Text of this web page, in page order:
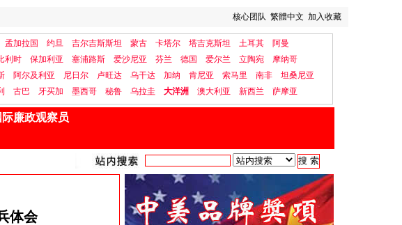
核心团队 繁體中文 加入收藏
孟加拉国 约旦 吉尔吉斯斯坦 蒙古 卡塔尔 塔吉克斯坦 土耳其
阿曼
利时 保加利亚 塞浦路斯 爱沙尼亚 芬兰 德国 爱尔兰 立陶宛
摩纳哥
阿尔及利亚 尼日尔 卢旺达 乌干达 加纳 肯尼亚 索马里 南非
坦桑尼亚
古巴 牙买加 墨西哥 秘鲁 乌拉圭 大洋洲 澳大利亚 新西兰 萨摩亚
际廉政观察员
体会